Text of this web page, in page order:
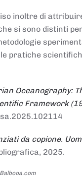
inoltre di
si sono distinti
pratiche
Oceanography:
Framework
da copione.
2025.